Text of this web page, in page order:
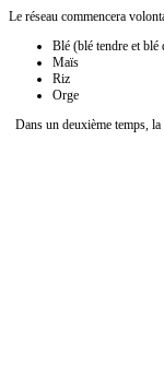
Le réseau commencera
Blé (blé tendre et blé
Maïs
Riz
Orge
Dans un deuxième temps,